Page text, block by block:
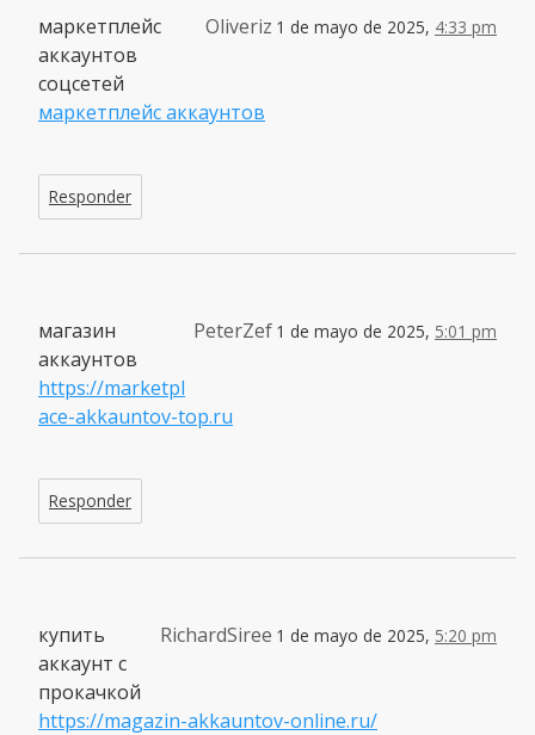
Oliveriz 1 de mayo de 2025, 4:33 pm
маркетплейс
аккаунтов
соцсетей
маркетплейс аккаунтов
Responder
PeterZef 1 de mayo de 2025, 5:01 pm
магазин
аккаунтов
https://marketpl
ace-akkauntov-top.ru
Responder
RichardSiree 1 de mayo de 2025, 5:20 pm
купить
аккаунт с
прокачкой
https://magazin-akkauntov-online.ru/